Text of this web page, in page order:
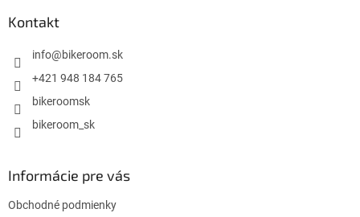
Kontakt
info@bikeroom.sk
+421 948 184 765
bikeroomsk
bikeroom_sk
Informácie pre vás
Obchodné podmienky